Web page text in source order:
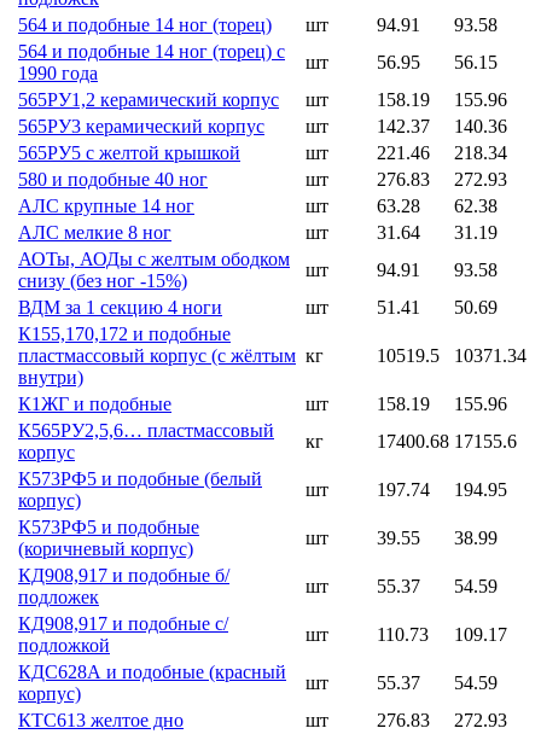
564 и подобные 14 ног (торец)
шт 94.91
93.58
564 и подобные 14 ног (торец) с
1990 года
шт 56.95
56.15
565РУ1,2 керамический корпус
шт 158.19
155.96
565РУ3 керамический корпус
шт 142.37
140.36
565РУ5 с желтой крышкой
шт 221.46
218.34
580 и подобные 40 ног
шт 276.83
272.93
АЛС крупные 14 ног
шт 63.28
62.38
АЛС мелкие 8 ног
шт 31.64
31.19
АОТы, АОДы с желтым ободком
снизу (без ног -15%)
шт 94.91
93.58
ВДМ за 1 секцию 4 ноги
шт 51.41
50.69
К155,170,172 и подобные
пластмассовый корпус (с жёлтым
внутри)
кг 10519.5 10371.34
К1ЖГ и подобные шт 158.19
155.96
К565РУ2,5,6… пластмассовый
корпус
кг 17400.68 17155.6
К573РФ5 и подобные (белый
корпус)
шт 197.74
194.95
К573РФ5 и подобные
(коричневый корпус)
шт 39.55
38.99
КД908,917 и подобные б/
подложек
шт 55.37
54.59
КД908,917 и подобные с/
подложкой
шт 110.73
109.17
КДС628А и подобные (красный
корпус)
шт 55.37
54.59
КТС613 желтое дно
шт 276.83
272.93